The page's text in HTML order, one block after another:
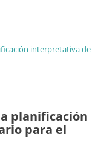
planificación
para el